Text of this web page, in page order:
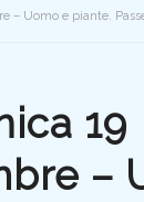
– Uomo e piante.
19
–